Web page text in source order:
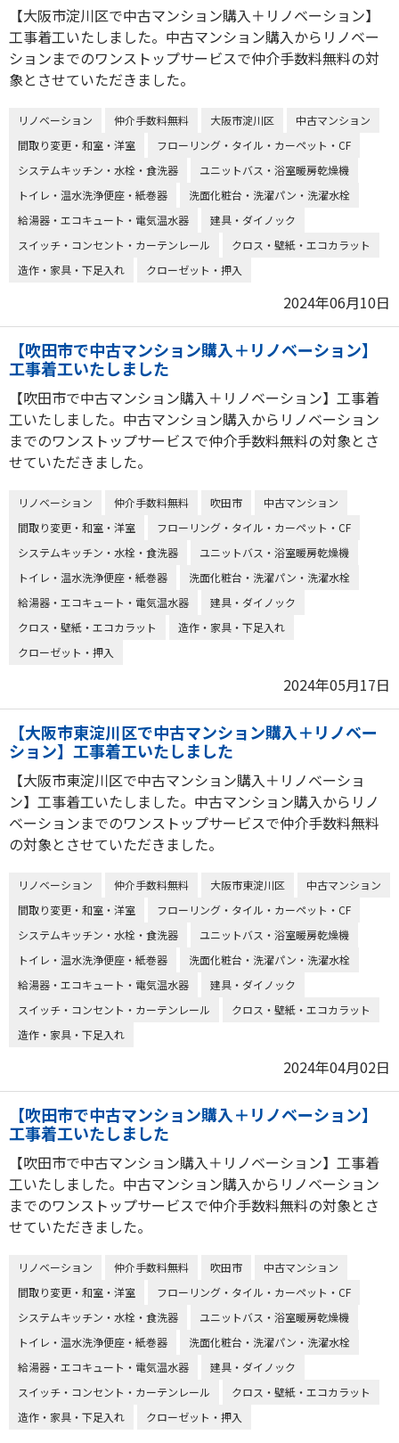
【大阪市淀川区で中古マンション購入＋リノベーション】
工事着工いたしました。中古マンション購入からリノベー
ションまでのワンストップサービスで仲介手数料無料の対
象とさせていただきました。
リノベーション 仲介手数料無料 大阪市淀川区
中古マンション
間取り変更・和室・洋室
フローリング・タイル・カーペット・CF
システムキッチン・水栓・食洗器
ユニットバス・浴室暖房乾燥機
トイレ・温水洗浄便座・紙巻器
洗面化粧台・洗濯パン・洗濯水栓
給湯器・エコキュート・電気温水器
建具・ダイノック
スイッチ・コンセント・カーテンレール
クロス・壁紙・エコカラット
造作・家具・下足入れ
クローゼット・押入
2024年06月10日
【吹田市で中古マンション購入＋リノベーション】
工事着工いたしました
【吹田市で中古マンション購入＋リノベーション】工事着
工いたしました。中古マンション購入からリノベーション
までのワンストップサービスで仲介手数料無料の対象とさ
せていただきました。
リノベーション 仲介手数料無料 吹田市
中古マンション
間取り変更・和室・洋室
フローリング・タイル・カーペット・CF
システムキッチン・水栓・食洗器
ユニットバス・浴室暖房乾燥機
トイレ・温水洗浄便座・紙巻器
洗面化粧台・洗濯パン・洗濯水栓
給湯器・エコキュート・電気温水器
建具・ダイノック
クロス・壁紙・エコカラット
造作・家具・下足入れ
クローゼット・押入
2024年05月17日
【大阪市東淀川区で中古マンション購入＋リノベー
ション】工事着工いたしました
【大阪市東淀川区で中古マンション購入＋リノベーショ
ン】工事着工いたしました。中古マンション購入からリノ
ベーションまでのワンストップサービスで仲介手数料無料
の対象とさせていただきました。
リノベーション 仲介手数料無料 大阪市東淀川区
中古マンション
間取り変更・和室・洋室
フローリング・タイル・カーペット・CF
システムキッチン・水栓・食洗器
ユニットバス・浴室暖房乾燥機
トイレ・温水洗浄便座・紙巻器
洗面化粧台・洗濯パン・洗濯水栓
給湯器・エコキュート・電気温水器
建具・ダイノック
スイッチ・コンセント・カーテンレール
クロス・壁紙・エコカラット
造作・家具・下足入れ
2024年04月02日
【吹田市で中古マンション購入＋リノベーション】
工事着工いたしました
【吹田市で中古マンション購入＋リノベーション】工事着
工いたしました。中古マンション購入からリノベーション
までのワンストップサービスで仲介手数料無料の対象とさ
せていただきました。
リノベーション 仲介手数料無料 吹田市
中古マンション
間取り変更・和室・洋室
フローリング・タイル・カーペット・CF
システムキッチン・水栓・食洗器
ユニットバス・浴室暖房乾燥機
トイレ・温水洗浄便座・紙巻器
洗面化粧台・洗濯パン・洗濯水栓
給湯器・エコキュート・電気温水器
建具・ダイノック
スイッチ・コンセント・カーテンレール
クロス・壁紙・エコカラット
造作・家具・下足入れ
クローゼット・押入